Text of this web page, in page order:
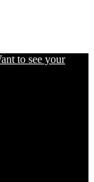
to see your